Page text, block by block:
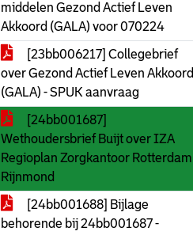
middelen Gezond Actief Leven
Akkoord (GALA) voor 070224
[23bb006217] Collegebrief
over Gezond Actief Leven Akkoord
(GALA) - SPUK aanvraag
[24bb001687]
Wethoudersbrief Buijt over IZA
Regioplan Zorgkantoor Rotterdam
Rijnmond
[24bb001688] Bijlage
behorende bij 24bb001687 -